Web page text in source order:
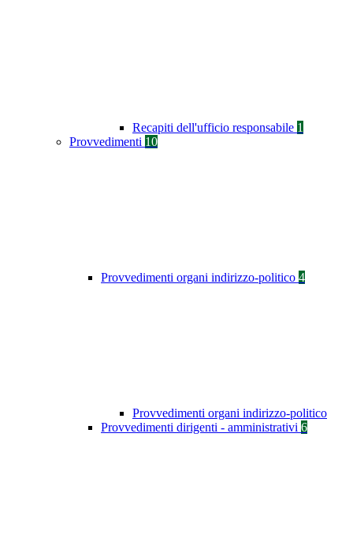
Recapiti dell'ufficio responsabile 1
Provvedimenti 10
Provvedimenti organi indirizzo-politico 4
Provvedimenti organi indirizzo-politico
Provvedimenti dirigenti - amministrativi 6